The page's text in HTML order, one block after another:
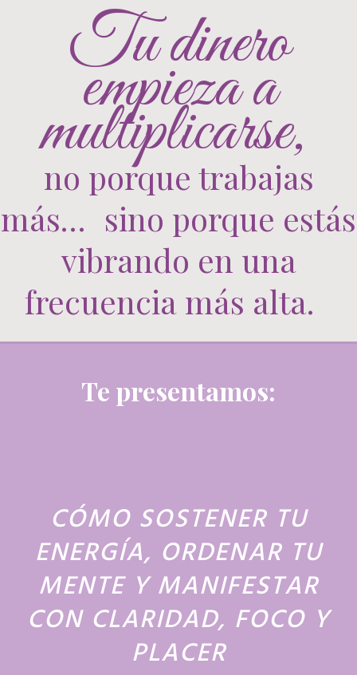
Tu dinero
empieza a
multiplicarse,
no porque trabajas
más… sino porque estás
vibrando en una
frecuencia más alta.
Te presentamos:
CÓMO SOSTENER TU
ENERGÍA, ORDENAR TU
MENTE Y MANIFESTAR
CON CLARIDAD, FOCO Y
PLACER